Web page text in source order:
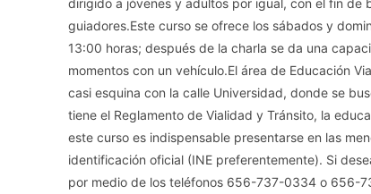
dirigido a jóvenes y adultos por igual, con el fin de
guiadores.Este curso se ofrece los sábados y
13:00 horas; después de la charla se da una
momentos con un vehículo.El área de Educación
casi esquina con la calle Universidad, donde se
tiene el Reglamento de Vialidad y Tránsito, la
este curso es indispensable presentarse en las
identificación oficial (INE preferentemente). Si
por medio de los teléfonos 656-737-0334 o 656-